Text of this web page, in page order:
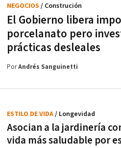
El Gobierno libera
porcelanato pero
prácticas desleales
NEGOCIOS / Construción
PorAndrés Sanguinetti
Asocian a la jardinería
vida más saludable por
ESTILO DE VIDA/ Longevidad